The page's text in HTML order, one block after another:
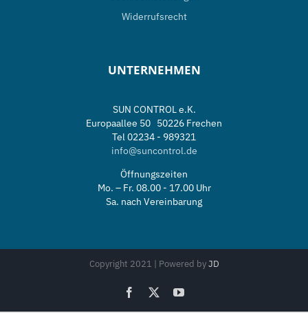
Widerrufsrecht
UNTERNEHMEN
SUN CONTROL e.K.
Europaallee 50 50226 Frechen
Tel 02234 - 989321
info@suncontrol.de
Öffnungszeiten
Mo. – Fr. 08.00 - 17.00 Uhr
Sa. nach Vereinbarung
Copyright 2021 | Powered byJD
Facebook YouTube